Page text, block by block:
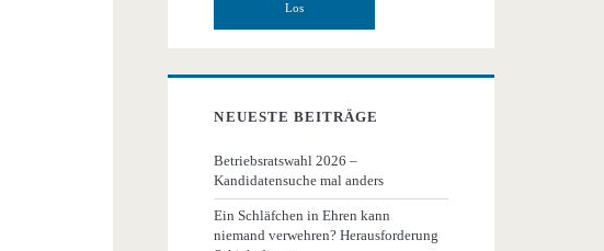
NEUESTE BEITRÄGE
Betriebsratswahl 2026 –
Kandidatensuche mal anders
Ein Schläfchen in Ehren kann
niemand verwehren? Herausforderung